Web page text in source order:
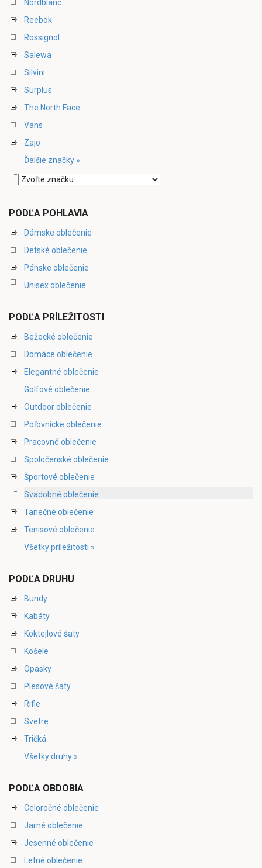
Nordblanc
Reebok
Rossignol
Salewa
Silvini
Surplus
The North Face
Vans
Zajo
Ďalšie značky »
PODĽA POHLAVIA
Dámske oblečenie
Detské oblečenie
Pánske oblečenie
Unisex oblečenie
PODĽA PRÍLEŽITOSTI
Bežecké oblečenie
Domáce oblečenie
Elegantné oblečenie
Golfové oblečenie
Outdoor oblečenie
Poľovnícke oblečenie
Pracovné oblečenie
Spoločenské oblečenie
Športové oblečenie
Svadobné oblečenie
Tanečné oblečenie
Tenisové oblečenie
Všetky príležitosti »
PODĽA DRUHU
Bundy
Kabáty
Koktejlové šaty
Košele
Opasky
Plesové šaty
Rifle
Svetre
Tričká
Všetky druhy »
PODĽA OBDOBIA
Celoročné oblečenie
Jarné oblečenie
Jesenné oblečenie
Letné oblečenie